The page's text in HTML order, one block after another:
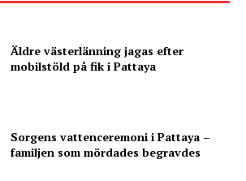
Äldre västerlänning jagas efter
mobilstöld på fik i Pattaya
Sorgens vattenceremoni i Pattaya –
familjen som mördades begravdes